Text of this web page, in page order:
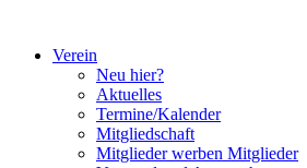
springenVerein
Neu hier?
Aktuelles
Termine/Kalender
Mitgliedschaft
Mitglieder werben Mitglieder